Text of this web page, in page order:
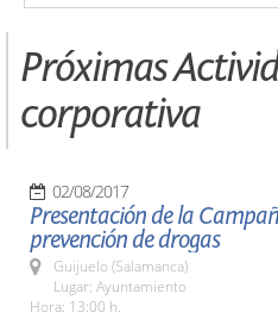
Próximas
corporativa
02/08/2017
Presentación de la
prevención de drogas
Guijuelo (Salamanca)
Lugar: Ayuntamiento
Hora: 13:00 h.